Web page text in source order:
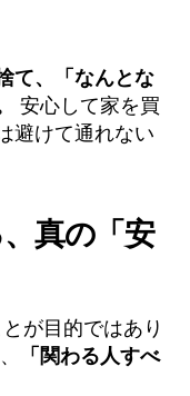
て、「なんとな
安心して家を買
避けて通れない
真の「安
が目的ではあり
「関わる人すべ